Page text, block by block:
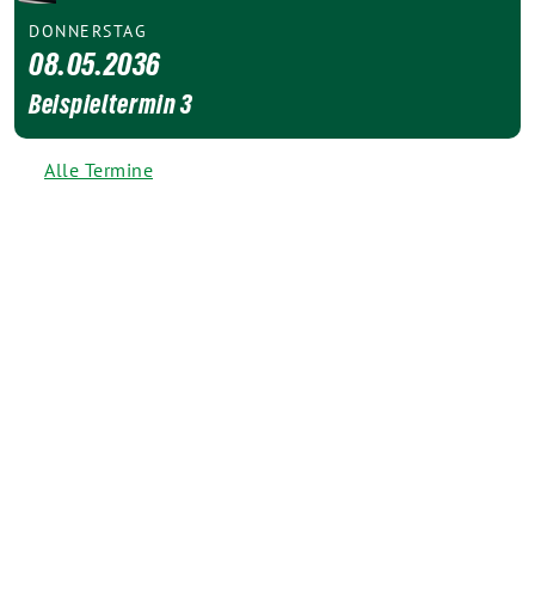
DONNERSTAG
08.05.2036
Beispieltermin 3
Alle Termine